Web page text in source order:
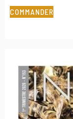
COMMANDER